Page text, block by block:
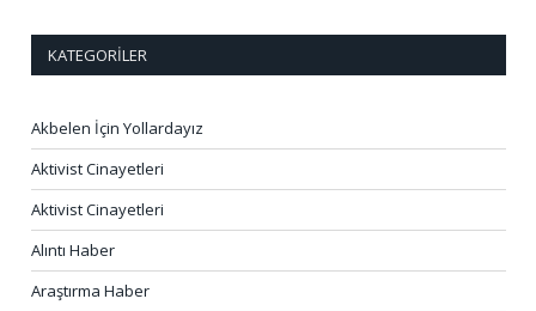
KATEGORILER
Akbelen İçin Yollardayız
Aktivist Cinayetleri
Aktivist Cinayetleri
Alıntı Haber
Araştırma Haber